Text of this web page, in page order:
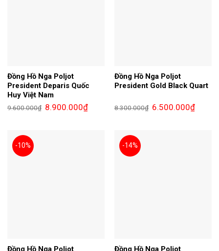
Đồng Hồ Nga Poljot
President Deparis Quốc
Huy Việt Nam
9.600.000₫ Giá
gốc
8.900.000₫Giá
hiện
Đồng Hồ Nga Poljot
President Gold Black Quart
8.300.000₫ Giá
gốc
6.500.000₫Giá
hiện
-10%
Đồng Hồ Nga Poljot
-14%
Đồng Hồ Nga Poljot